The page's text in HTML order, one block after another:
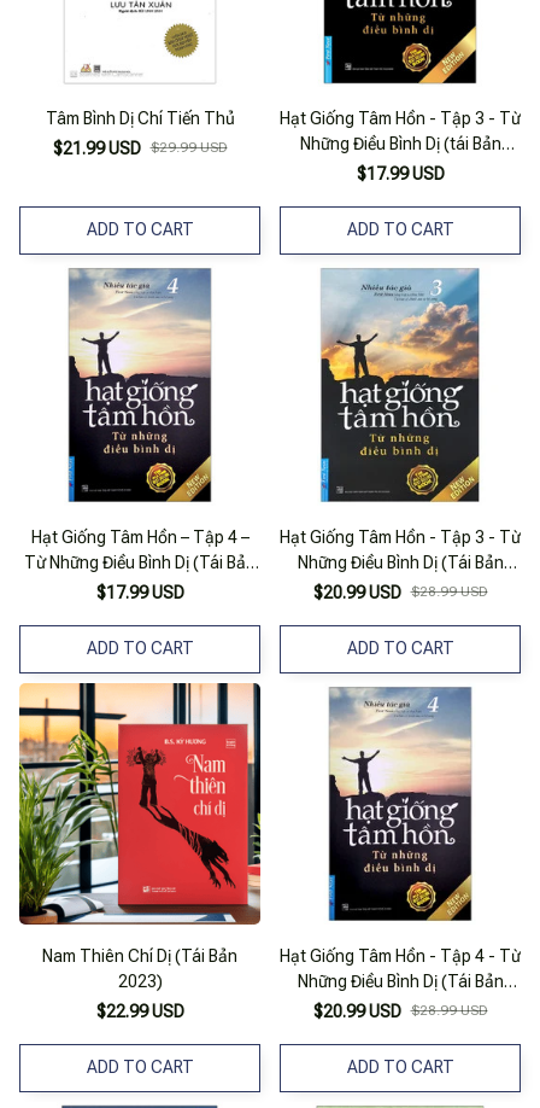
Tâm Bình Dị Chí Tiến Thủ
$21.99 USD $29.99 USD
ADD TO CART
Hạt Giống Tâm Hồn - Tập 3 - Từ
Những Điều Bình Dị (tái Bản
2020)
$17.99 USD
ADD TO CART
Hạt Giống Tâm Hồn – Tập 4 –
Từ Những Điều Bình Dị (Tái Bản
2022)
$17.99 USD
ADD TO CART
Hạt Giống Tâm Hồn - Tập 3 - Từ
Những Điều Bình Dị (Tái Bản
2023)
$20.99 USD $28.99 USD
ADD TO CART
Nam Thiên Chí Dị (Tái Bản
2023)
$22.99 USD
ADD TO CART
Hạt Giống Tâm Hồn - Tập 4 - Từ
Những Điều Bình Dị (Tái Bản
2022)
$20.99 USD $28.99 USD
ADD TO CART